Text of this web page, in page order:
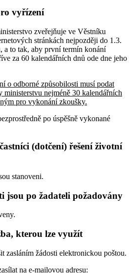
vyřízení
zveřejňuje ve Věstníku
stránkách nejpozději do 1.3.
a to tak, aby první termín konání
za 60 kalendářních dnů ode dne jeho
o odborné způsobilosti musí podat
ministerstvu nejméně 30 kalendářních
pro vykonání zkoušky.
po úspěšně vykonané
(dotčení) řešení životní
stanoveni.
jsou po žadateli požadovány
kterou lze využít
zasláním žádosti elektronickou poštou.
na e-mailovou adresu: